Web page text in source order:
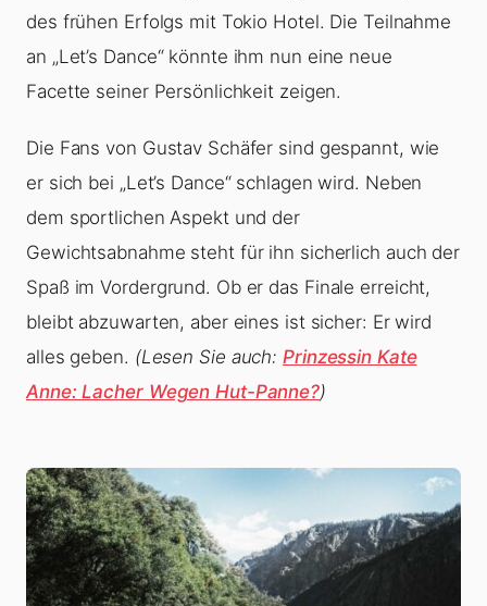
des frühen Erfolgs mit Tokio Hotel. Die Teilnahme
an „Let’s Dance“ könnte ihm nun eine neue
Facette seiner Persönlichkeit zeigen.
Die Fans von Gustav Schäfer sind gespannt, wie
er sich bei „Let’s Dance“ schlagen wird. Neben
dem sportlichen Aspekt und der
Gewichtsabnahme steht für ihn sicherlich auch der
Spaß im Vordergrund. Ob er das Finale erreicht,
bleibt abzuwarten, aber eines ist sicher: Er wird
alles geben. (Lesen Sie auch:Prinzessin Kate
Anne: Lacher Wegen Hut-Panne?)